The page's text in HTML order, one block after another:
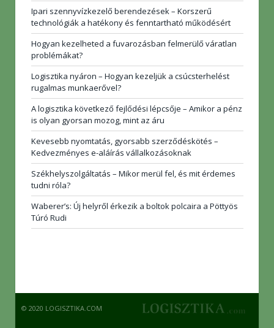
Ipari szennyvízkezelő berendezések – Korszerű
technológiák a hatékony és fenntartható működésért
Hogyan kezelheted a fuvarozásban felmerülő váratlan
problémákat?
Logisztika nyáron – Hogyan kezeljük a csúcsterhelést
rugalmas munkaerővel?
A logisztika következő fejlődési lépcsője – Amikor a pénz
is olyan gyorsan mozog, mint az áru
Kevesebb nyomtatás, gyorsabb szerződéskötés –
Kedvezményes e-aláírás vállalkozásoknak
Székhelyszolgáltatás – Mikor merül fel, és mit érdemes
tudni róla?
Waberer’s: Új helyről érkezik a boltok polcaira a Pöttyös
Túró Rudi
© 2020 LOGISZTIKA.COM